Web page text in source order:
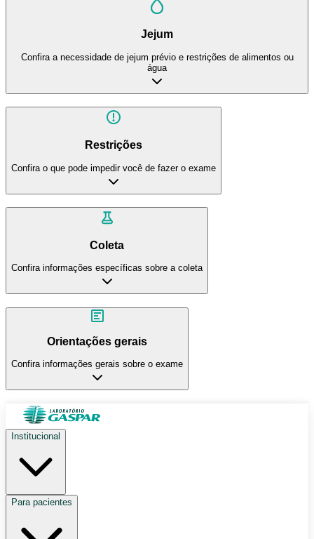
Jejum
Confira a necessidade de jejum prévio e restrições de alimentos ou
água
Restrições
Confira o que pode impedir você de fazer o exame
Coleta
Confira informações específicas sobre a coleta
Orientações gerais
Confira informações gerais sobre o exame
Institucional
Para pacientes